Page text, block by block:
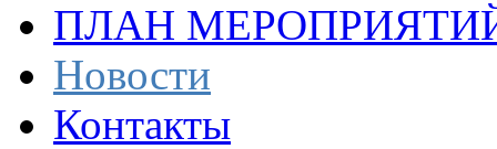
ПЛАН
Новости
Контакты